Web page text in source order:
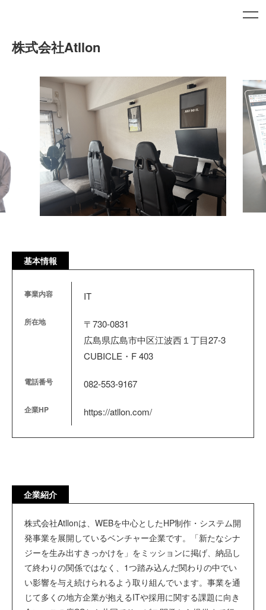
株式会社Atllon
基本情報
事業内容 IT
所在地
〒730-0831
広島県広島市中区江波西１丁目27-3
CUBICLE・F 403
電話番号 082-553-9167
企業HP https://atllon.com/
企業紹介
株式会社Atllonは、WEBを中心としたHP制作・システム開
発事業を展開しているベンチャー企業です。「新たなシナ
ジーを生み出すきっかけを」をミッションに掲げ、納品し
て終わりの関係ではなく、1つ踏み込んだ関わりの中でい
い影響を与え続けられるよう取り組んでいます。事業を通
じて多くの地方企業が抱えるITや採用に関する課題に向き